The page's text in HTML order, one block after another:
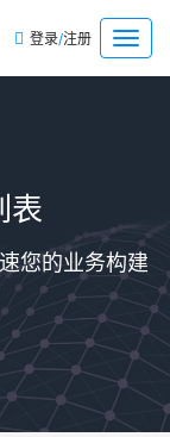
菜
单
登录/注册
表
您的业务构建